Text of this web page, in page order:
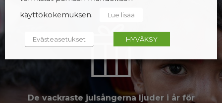
De vackraste julsångerna ljuder i år för
käyttökokemuksen.
Lue lisää
Evästeasetukset HYVÄKSY